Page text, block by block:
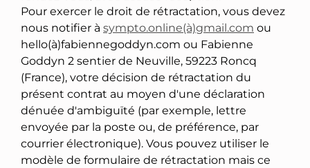
Pour exercer le droit de rétractation, vous devez
nous notifier à sympto.online(à)gmail.com ou
hello(à)fabiennegoddyn.com ou Fabienne
Goddyn 2 sentier de Neuville, 59223 Roncq
(France), votre décision de rétractation du
présent contrat au moyen d'une déclaration
dénuée d'ambiguïté (par exemple, lettre
envoyée par la poste ou, de préférence, par
courrier électronique). Vous pouvez utiliser le
modèle de formulaire de rétractation mais ce